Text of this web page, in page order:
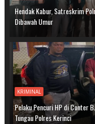
Hendak Kabur, Satreskrim
Dibawah Umur
KRIMINAL
Pelaku Pencuri HP di Conter
Tungau Polres Kerinci